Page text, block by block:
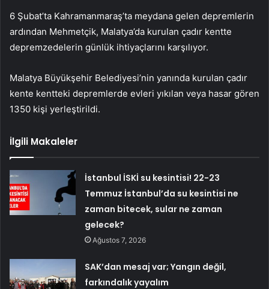
6 Şubat’ta Kahramanmaraş’ta meydana gelen depremlerin
ardından Mehmetçik, Malatya’da kurulan çadır kentte
depremzedelerin günlük ihtiyaçlarını karşılıyor.
Malatya Büyükşehir Belediyesi’nin yanında kurulan çadır
kente kentteki depremlerde evleri yıkılan veya hasar gören
1350 kişi yerleştirildi.
İlgili Makaleler
İstanbul İSKİ su kesintisi! 22-23
Temmuz İstanbul’da su kesintisi ne
zaman bitecek, sular ne zaman
gelecek?
Ağustos 7, 2026
SAK’dan mesaj var; Yangın değil,
farkındalık yayalım